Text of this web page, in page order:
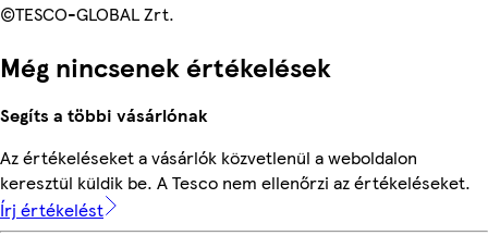
©TESCO-GLOBAL Zrt.
Még nincsenek értékelések
Segíts a többi vásárlónak
Az értékeléseket a vásárlók közvetlenül a weboldalon
keresztül küldik be. A Tesco nem ellenőrzi az értékeléseket.
Írj értékelést